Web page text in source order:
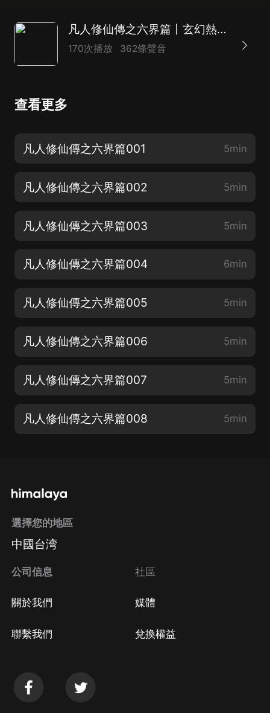
凡人修仙傳之六界篇丨玄幻熱血爽文丨修仙精品多人劇
170次播放 362條聲音
查看更多
凡人修仙傳之六界篇001 5min
凡人修仙傳之六界篇002 5min
凡人修仙傳之六界篇003 5min
凡人修仙傳之六界篇004 6min
凡人修仙傳之六界篇005 5min
凡人修仙傳之六界篇006 5min
凡人修仙傳之六界篇007 5min
凡人修仙傳之六界篇008 5min
選擇您的地區
中國台湾
公司信息
關於我們
聯繫我們
社區
媒體
兌換權益